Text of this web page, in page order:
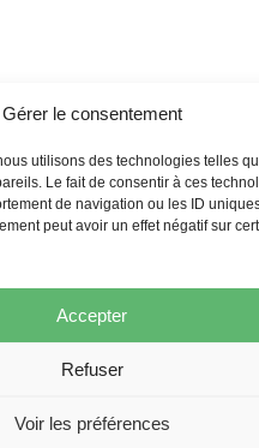
Gérer le consentement
utilisons des technologies telles
Le fait de consentir à ces
de navigation ou les ID
peut avoir un effet négatif sur
Accepter
Refuser
Voir les préférences